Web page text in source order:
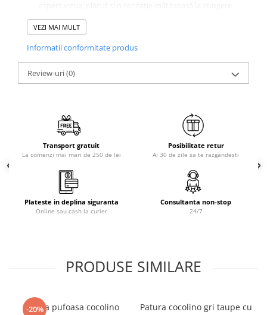
Cu dungi
Cu inimioare
Cu pisici
Cu Animal Print
Cu Motiv Traditional
Material Cocolino de Calitate:
de înaltă calitate, păturile noastre sunt nu doar extrem
întreținut.
Dimensiuni Generoase:Păturile noastre Cocolino
gofrate măsoară 200x230 cm, oferind o acoperire amplă
și un confort sporit în timpul utilizării.
living sau chiar și pentru a fi luate în călătorii.
Un Cadou de Neuitat:
Cu textura sa deosebită și calitatea materialului, pătura
pentru orice ocazie, fie că este vorba de nunți, aniversări sau
VEZI MAI MULT
Informatii conformitate produs
Review-uri(0)
Transport gratuit
La comenzi mai mari de 250 de lei
Posibilitate retur
Ai 30 de zile sa te razgandesti
Plateste in deplina siguranta
Online sau cash la curier
Consultanta non-stop
24/7
PRODUSE SIMILARE
-20%
Patura pufoasa cocolino
Patura cocolino gri taupe cu